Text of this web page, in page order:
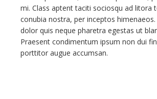
mi. Class aptent taciti sociosqu ad litora
conubia nostra, per inceptos himenaeos.
dolor quis neque pharetra egestas ut
Praesent condimentum ipsum non dui
porttitor augue accumsan.